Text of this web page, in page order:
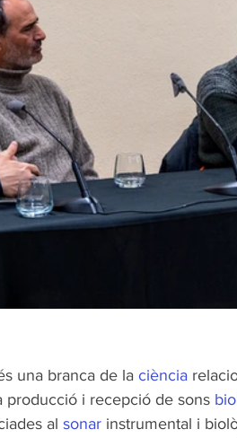
una branca de la ciència
producció i recepció de sons
al sonar instrumental i